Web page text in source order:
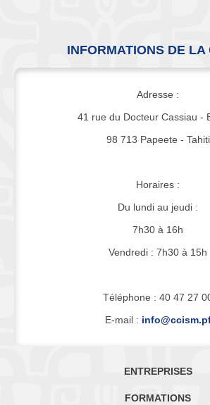
INFORMATIONS DE LA
Adresse :
41 rue du Docteur Cassiau -
98 713 Papeete - Tahiti
Horaires :
Du lundi au jeudi :
7h30 à 16h
Vendredi : 7h30 à 15h
Téléphone : 40 47 27
E-mail :
ENTREPRISES
FORMATIONS